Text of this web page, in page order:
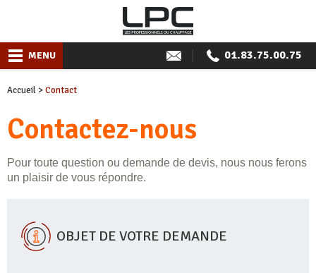
MENU 01.83.75.00.75
Accueil >Contact
Contactez-nous
Pour toute question ou demande de devis, nous nous ferons
un plaisir de vous répondre.
OBJET DE VOTRE DEMANDE